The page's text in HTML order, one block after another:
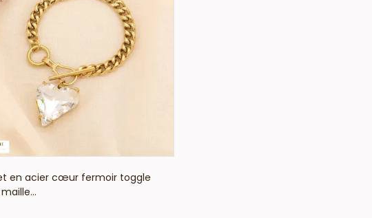
VOIR LE PRIX
en acier cœur fermoir toggle